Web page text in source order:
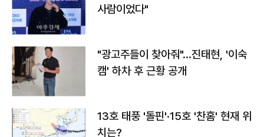
사람이었다"
"광고주들이 찾아줘"…진태현, '이숙
캠' 하차 후 근황 공개
13호 태풍 '돌핀'·15호 '찬홈' 현재 위
치는?